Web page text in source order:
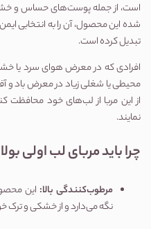
است، از جمله پوست‌های حساس و
شده این محصول، آن را به انتخابی ایمن
تبدیل کرده است.
افرادی که در معرض هوای سرد یا
محیطی یا شغلی زیاد در معرض باد و
از این مربا از لب‌های خود
نمایند.
چرا باید مربای لب اولی بولا Olibolla را انتخاب کنید؟
مرطوب‌کنندگی بالا: این
نگه می‌دارد و از خشکی و ترک